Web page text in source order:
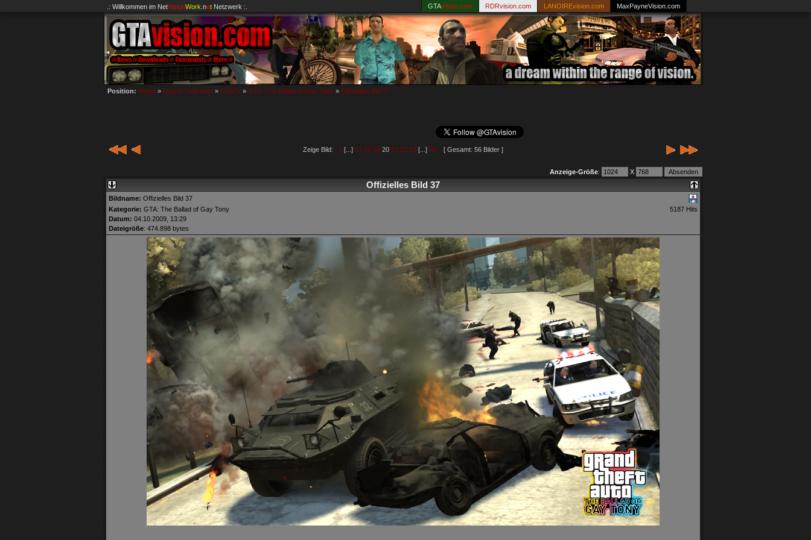
.: Willkommen im NetVisionWork .net Netzwerk :. GTAvision.com RDRvision.com LANOIREvision.com MaxPayneVision.com
Position: Home » Grand Theft Auto » GTA IV » GTA: The Ballad of Gay Tony » Offizielles Bild 37
Zeige Bild: 1 [...] 17 18 19 20 21 22 23 [...] 56 [ Gesamt: 56 Bilder ]
Anzeige-Größe: X
Offizielles Bild 37
Bildname: Offizielles Bild 37
Kategorie: GTA: The Ballad of Gay Tony
5187 Hits
Datum: 04.10.2009, 13:29
Dateigröße: 474.898 bytes